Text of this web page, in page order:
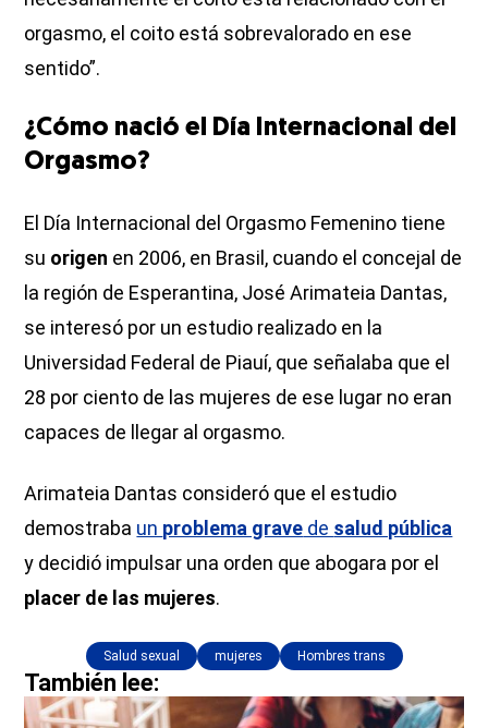
orgasmo, el coito está sobrevalorado en ese
sentido”.
¿Cómo nació el Día Internacional del
Orgasmo?
El Día Internacional del Orgasmo Femenino tiene
su origen en 2006, en Brasil, cuando el concejal de
la región de Esperantina, José Arimateia Dantas,
se interesó por un estudio realizado en la
Universidad Federal de Piauí, que señalaba que el
28 por ciento de las mujeres de ese lugar no eran
capaces de llegar al orgasmo.
Arimateia Dantas consideró que el estudio
demostraba un problema grave de salud pública
y decidió impulsar una orden que abogara por el
placer de las mujeres.
Salud sexual mujeres Hombres trans
También lee: